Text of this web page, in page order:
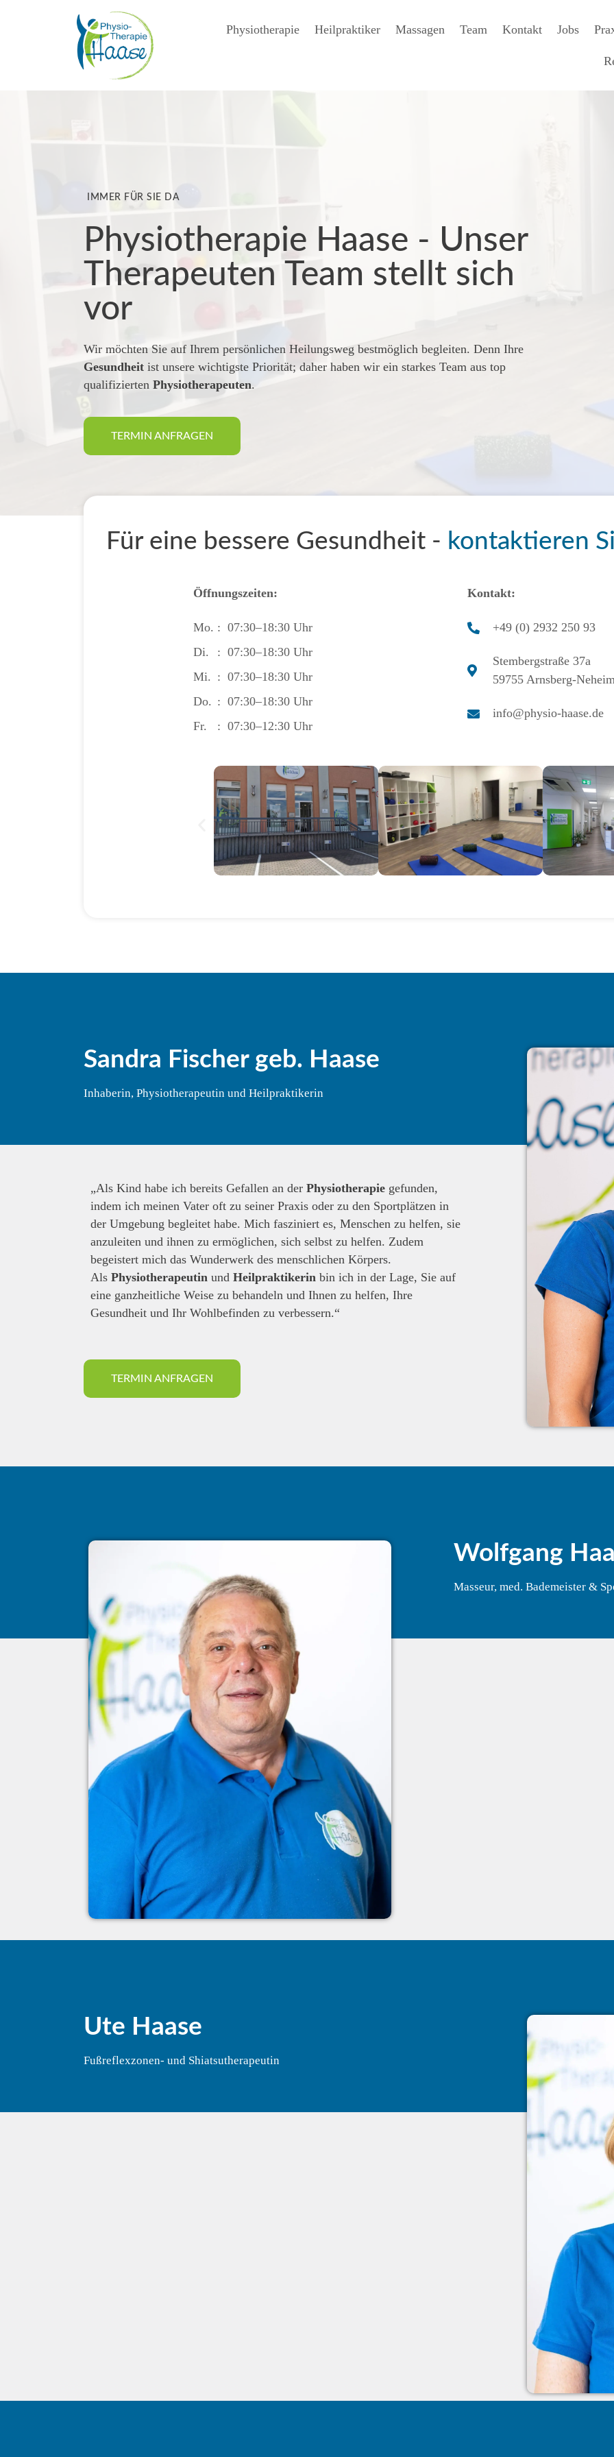
Physiotherapie Heilpraktiker Massagen Team Kontakt Jobs
IMMER FÜR SIE DA
Physiotherapie Haase - Unser
Therapeuten Team stellt sich
vor
Wir möchten Sie auf Ihrem persönlichen Heilungsweg bestmöglich begleiten. Denn Ihre
Gesundheit ist unsere wichtigste Priorität; daher haben wir ein starkes Team aus top
qualifizierten Physiotherapeuten.
TERMIN ANFRAGEN
Für eine bessere Gesundheit - kontaktieren
Öffnungszeiten:
Mo. : 07:30–18:30 Uhr
Di.
: 07:30–18:30 Uhr
Mi. : 07:30–18:30 Uhr
Do. : 07:30–18:30 Uhr
Fr.
: 07:30–12:30 Uhr
Kontakt:
+49 (0) 2932 250 93
Stembergstraße 37a
59755 Arnsberg-
info@physio-haase.de
Sandra Fischer geb. Haase
Inhaberin, Physiotherapeutin und Heilpraktikerin
„Als Kind habe ich bereits Gefallen an der Physiotherapie gefunden,
indem ich meinen Vater oft zu seiner Praxis oder zu den Sportplätzen in
der Umgebung begleitet habe. Mich fasziniert es, Menschen zu helfen, sie
anzuleiten und ihnen zu ermöglichen, sich selbst zu helfen. Zudem
begeistert mich das Wunderwerk des menschlichen Körpers.
Als Physiotherapeutin und Heilpraktikerin bin ich in der Lage, Sie auf
eine ganzheitliche Weise zu behandeln und Ihnen zu helfen, Ihre
Gesundheit und Ihr Wohlbefinden zu verbessern.“
TERMIN ANFRAGEN
Wolfgang
Masseur, med. Bademeister &
Ute Haase
Fußreflexzonen- und Shiatsutherapeutin